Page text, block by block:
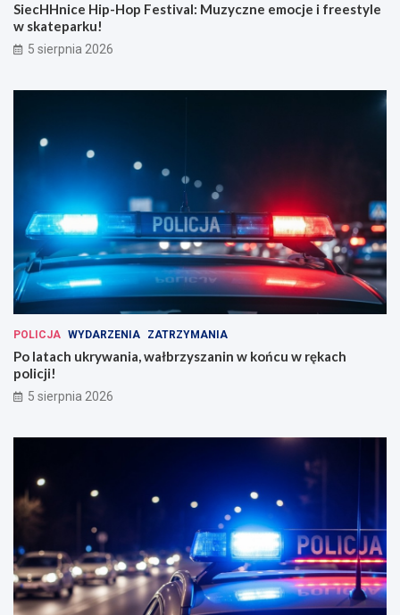
SiecHHnice Hip-Hop Festival: Muzyczne emocje i freestyle
w skateparku!
5 sierpnia 2026
POLICJA WYDARZENIA ZATRZYMANIA
Po latach ukrywania, wałbrzyszanin w końcu w rękach
policji!
5 sierpnia 2026